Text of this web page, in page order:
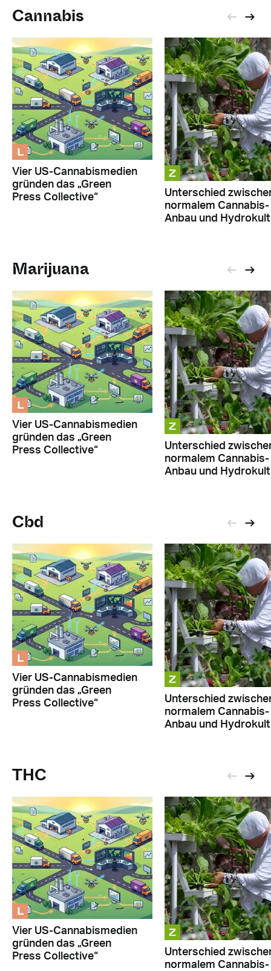
Cannabis
L
Vier US-Cannabismedien
gründen das „Green
Press Collective“
Z
Unterschied
normalem Cannabis-
Anbau und
Marijuana
L
Vier US-Cannabismedien
gründen das „Green
Press Collective“
Z
Unterschied
normalem Cannabis-
Anbau und
Cbd
L
Vier US-Cannabismedien
gründen das „Green
Press Collective“
Z
Unterschied
normalem Cannabis-
Anbau und
THC
L
Vier US-Cannabismedien
gründen das „Green
Press Collective“
Z
Unterschied
normalem Cannabis-